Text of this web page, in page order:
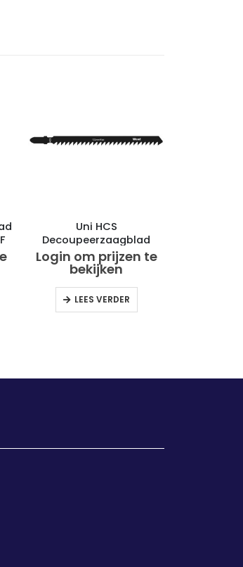
Uni HCS
Decoupeerzaagblad
Hout Ref. Nr. T344D
Login om prijzen te
bekijken
LEES VERDER